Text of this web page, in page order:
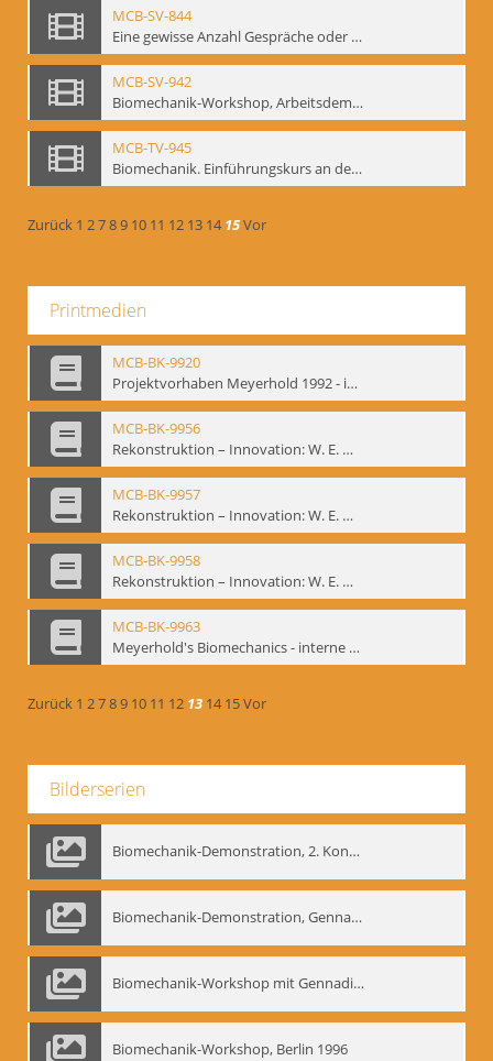
MCB-SV-844
Eine gewisse Anzahl Gespräche oder das völlig unbearbeitete Stundenbuch, Berlin 1995.
MCB-SV-942
Biomechanik-Workshop, Arbeitsdemonstration in der Staatsoper unter den Linden 2002
MCB-TV-945
Biomechanik. Einführungskurs an der HfS "Ernst Busch" 1995 (Vorarbeiten zu den Inszenierungen von T. Ostermeier u. Chr. v. Treskow). Teil 2
Zurück 1 2789 10 11 12 13 14 15Vor
Printmedien
MCB-BK-9920
Projektvorhaben Meyerhold 1992 - interne Signatur: BM-prt-106
MCB-BK-9956
Rekonstruktion – Innovation: W. E. Meyerhold, O. Schlemmer, E. Decroux - interne Signatur: BM-prt-145-1
MCB-BK-9957
Rekonstruktion – Innovation: W. E. Meyerhold, O. Schlemmer, E. Decroux - interne Signatur: BM-prt-145-2
MCB-BK-9958
Rekonstruktion – Innovation: W. E. Meyerhold, O. Schlemmer, E. Decroux - interne Signatur: BM-prt-145-3
MCB-BK-9963
Meyerhold's Biomechanics - interne Signatur: BM-prt-149b
Zurück 1 2789 10 11 12 13 14 15Vor
Bilderserien
Biomechanik-Demonstration, 2. Kongress der EMF, Mai 1995
Biomechanik-Demonstration, Gennadij Bogdanow im Berliner Ensemble, 04.10.1991
Biomechanik-Workshop mit Gennadij Nikolajewitsch Bogdanow im Mime Centrum Berlin, 1991
Biomechanik-Workshop, Berlin 1996